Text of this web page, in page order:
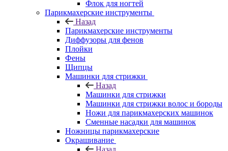
Флок для ногтей
Парикмахерские инструменты
Назад
Парикмахерские инструменты
Диффузоры для фенов
Плойки
Фены
Щипцы
Машинки для стрижки
Назад
Машинки для стрижки
Машинки для стрижки волос и бороды
Ножи для парикмахерских машинок
Сменные насадки для машинок
Ножницы парикмахерские
Окрашивание
Назад